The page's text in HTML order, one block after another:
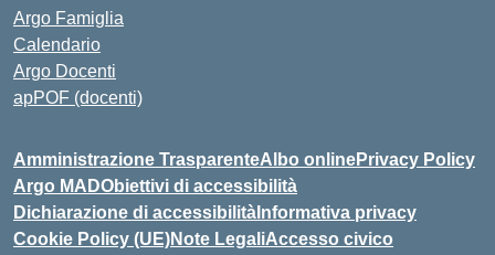
Argo Famiglia
Calendario
Argo Docenti
apPOF (docenti)
Amministrazione TrasparenteAlbo onlinePrivacy Policy
Argo MADObiettivi di accessibilità
Dichiarazione di accessibilità Informativa privacy
Cookie Policy (UE)Note LegaliAccesso civico